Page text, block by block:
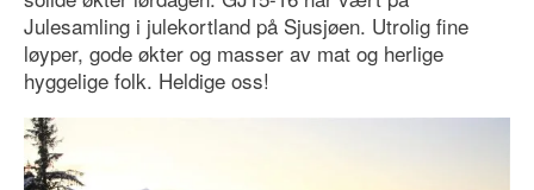
Julesamling i julekortland på Sjusjøen. Utrolig fine
løyper, gode økter og masser av mat og herlige
hyggelige folk. Heldige oss!